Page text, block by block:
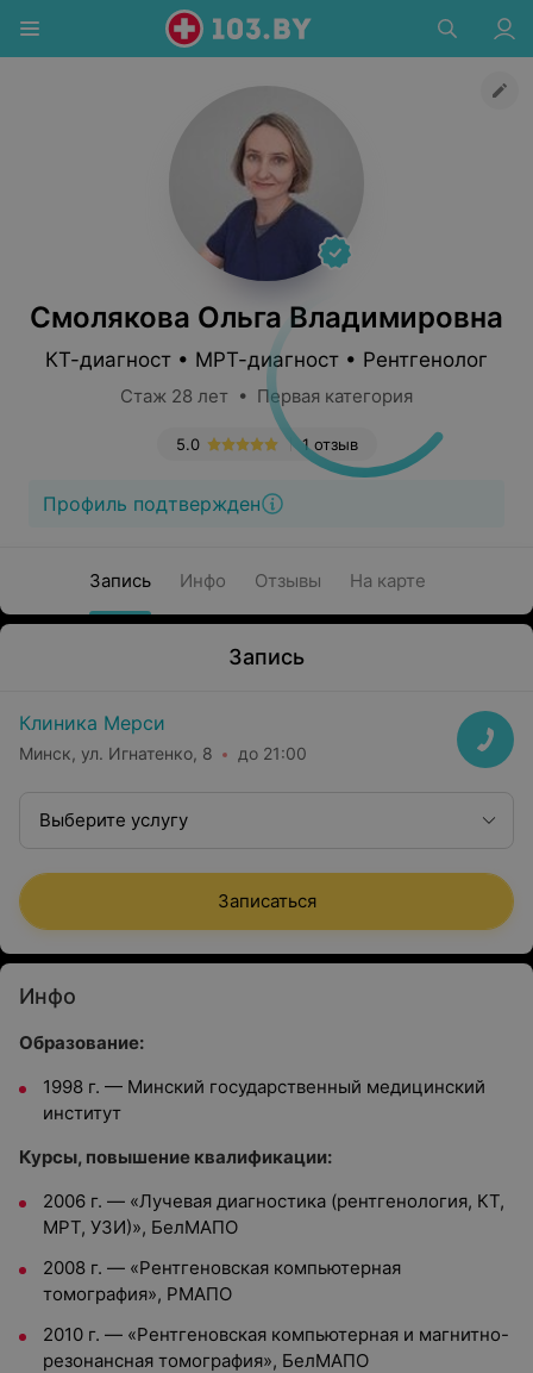
Смолякова Ольга Владимировна
КТ-диагност • МРТ-диагност • Рентгенолог
Стаж 28 лет • Первая категория
1 отзыв
5.0
Профиль подтвержден
Запись Инфо Отзывы На карте
Запись
Клиника Мерси
Минск, ул. Игнатенко, 8 до 21:00
Выберите услугу
Записаться
Инфо
Образование:
1998 г. — Минский государственный медицинский
институт
Курсы, повышение квалификации:
2006 г. — «Лучевая диагностика (рентгенология, КТ,
МРТ, УЗИ)», БелМАПО
2008 г. — «Рентгеновская компьютерная
томография», РМАПО
2010 г. — «Рентгеновская компьютерная и магнитно-
резонансная томография», БелМАПО